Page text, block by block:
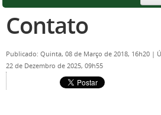
Contato
Publicado: Quinta, 08 de Março de 2018, 16h20 |
22 de Dezembro de 2025, 09h55